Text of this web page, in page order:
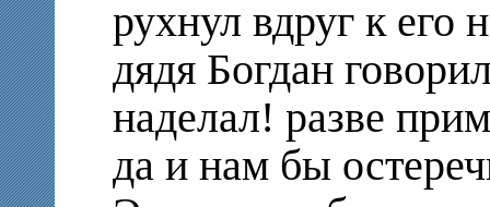
рухнул вдруг к его
дядя Богдан
наделал! разве
да и нам бы